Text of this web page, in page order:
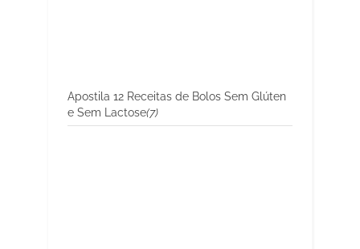
Apostila 12 Receitas de Bolos Sem Glúten
e Sem Lactose(7)